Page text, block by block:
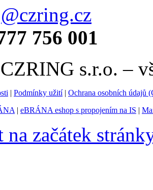
756 001
s.r.o. –
| Podmínky užití| Ochrana osobních údajů
| eBRÁNA eshop s propojením na IS |
na začátek